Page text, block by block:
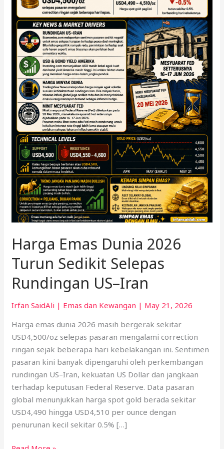
Harga Emas Dunia 2026
Turun Sedikit Selepas
Rundingan US–Iran
Irfan SaidAli | Emas dan Kewangan | May 21, 2026
Harga emas dunia 2026 masih bergerak sekitar
USD4,500/oz selepas pasaran mengalami correction
ringan sejak beberapa hari kebelakangan ini. Sentimen
pasaran kini banyak dipengaruhi oleh perkembangan
rundingan US–Iran, kekuatan US Dollar dan jangkaan
terhadap keputusan Federal Reserve. Data pasaran
global menunjukkan harga spot gold berada sekitar
USD4,490 hingga USD4,510 per ounce dengan
penurunan kecil sekitar 0.5% […]
US–
Iran